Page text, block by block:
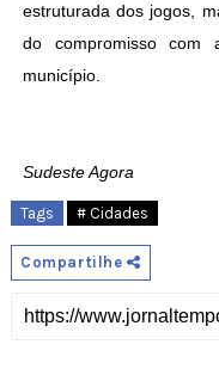
estruturada dos jogos,
do compromisso com
município.
Sudeste Agora
Tags # Cidades
Compartilhe